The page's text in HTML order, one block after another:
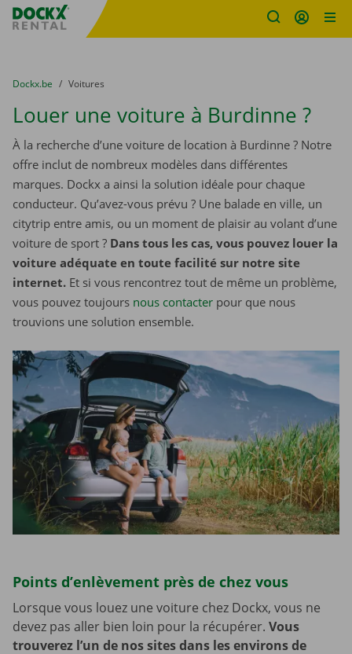
sitename
You are here:
du
Dockx.be to
Voitures
Louer une voiture à Burdinne ?
À la recherche d’une voiture de location à Burdinne ? Notre
offre inclut de nombreux modèles dans différentes
marques. Dockx a ainsi la solution idéale pour chaque
conducteur. Qu’avez-vous prévu ? Une balade en ville, un
citytrip entre amis, ou un moment de plaisir au volant d’une
voiture de sport ? Dans tous les cas, vous pouvez louer la
voiture adéquate en toute facilité sur notre site
internet. Et si vous rencontrez tout de même un problème,
vous pouvez toujours nous contacter pour que nous
trouvions une solution ensemble.
Points d’enlèvement près de chez vous
Lorsque vous louez une voiture chez Dockx, vous ne
devez pas aller bien loin pour la récupérer. Vous
trouverez l’un de nos sites dans les environs de